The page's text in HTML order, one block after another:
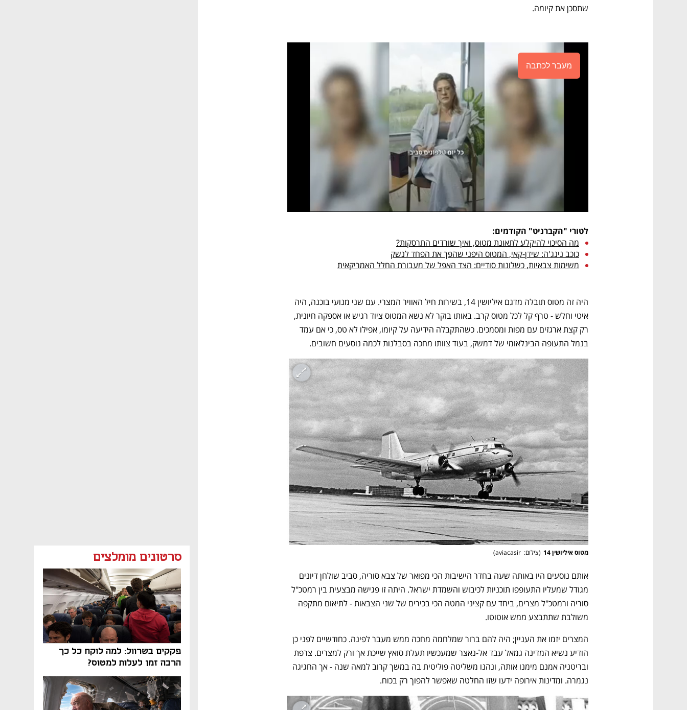
סרטונים מומלצים
פקקים בשרוול: למה לוקח כל כך
הרבה זמן לעלות למטוס?
שתסכן את קיומה.
מעבר לכתבה
לטורי "הקברניט" הקודמים:
מה הסיכוי להיקלע לתאונת מטוס, ואיך שורדים התרסקות?
כוכב נינג'ה: שידן-קאי, המטוס היפני שהפך את הפחד לנשק
משימות צבאיות, כשלונות סודיים: הצד האפל של מעבורת החלל האמריקאית
בנמל התעופה הבינלאומי של דמשק, בעוד צוותו מחכה בסבלנות לכמה נוסעים חשובים.
מטוס איליושין 14 (צילום:  aviacasir )
משולבת שתתבצע ממש אוטוטו.
נגמרה. ומדינות אירופה ידעו שזו החלטה שאפשר להפוך רק בכוח.